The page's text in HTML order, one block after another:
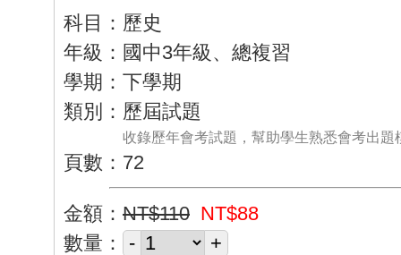
科目：歷史
年級：國中3年級、總複習
學期：下學期
類別：歷屆試題
收錄歷年會考試題，幫助學生熟悉會考出題
頁數：72
金額： NT$110 NT$88
數量：